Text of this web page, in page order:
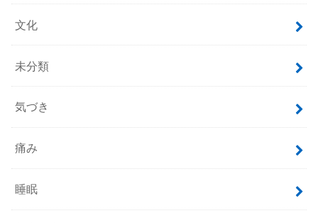
文化
未分類
気づき
痛み
睡眠